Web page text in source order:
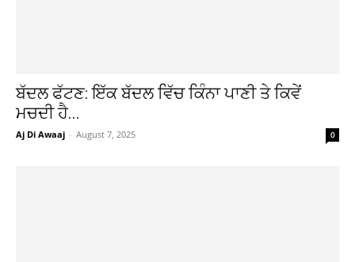
ਬੱਦਲ ਫੱਟਣ: ਇੱਕ ਬੱਦਲ ਵਿੱਚ ਕਿੰਨਾ ਪਾਣੀ ਤੇ ਕਿਵੇਂ
ਮਚਦੀ ਹੈ...
Aj Di Awaaj - August 7, 2025 0